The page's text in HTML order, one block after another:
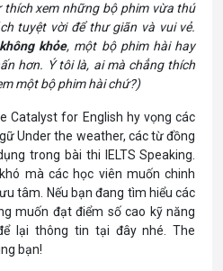
thích xem những bộ phim vừa thú
tuyệt vời để thư giãn và vui vẻ.
không khỏe, một bộ phim hài hay
hơn. Ý tôi là, ai mà chẳng thích
một bộ phim hài chứ?)
Catalyst for English hy vọng các
Under the weather, các từ đồng
trong bài thi IELTS Speaking.
mà các học viên muốn chinh
tâm. Nếu bạn đang tìm hiểu các
muốn đạt điểm số cao kỹ năng
lại thông tin tại đây nhé. The
bạn!